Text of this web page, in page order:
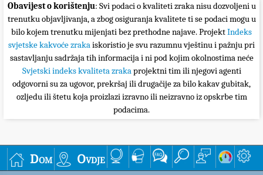
Obavijest o korištenju: Svi podaci o kvaliteti zraka nisu dozvoljeni u
trenutku objavljivanja, a zbog osiguranja kvalitete ti se podaci mogu u
bilo kojem trenutku mijenjati bez prethodne najave. ProjektIndeks
svjetske kakvoće zrakaiskoristio je svu razumnu vještinu i pažnju pri
sastavljanju sadržaja tih informacija i ni pod kojim okolnostima neće
Svjetski indeks kvaliteta zrakaprojektni tim ili njegovi agenti
odgovorni su za ugovor, prekršaj ili drugačije za bilo kakav gubitak,
ozljedu ili štetu koja proizlazi izravno ili neizravno iz opskrbe tim
podacima.
Dom Ovdje